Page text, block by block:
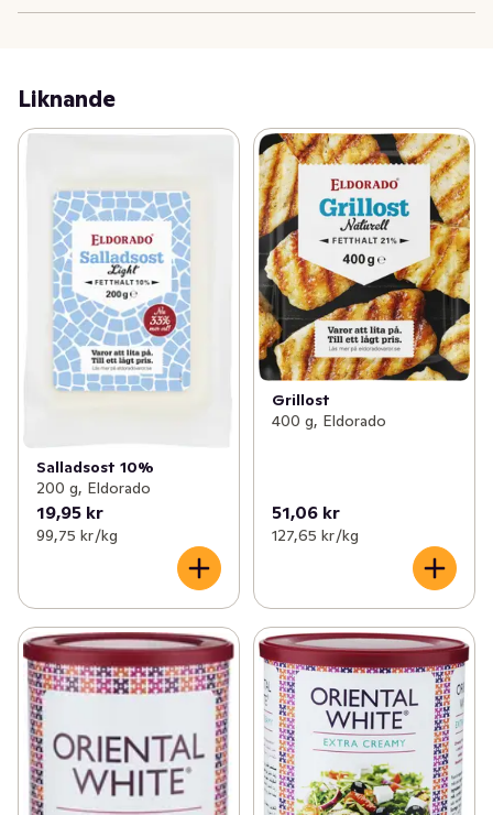
Liknande
Salladsost 10%
200 g, Eldorado
19,95 kr
99,75 kr /kg
Grillost
400 g, Eldorado
51,06 kr
127,65 kr /kg